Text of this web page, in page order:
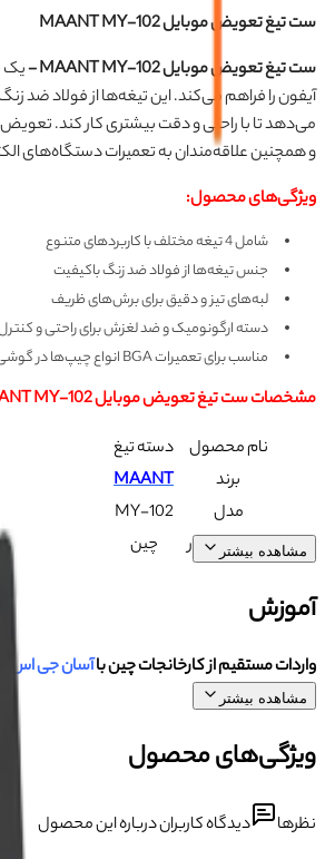
ست تیغ تعویض موبایل MAANT MY-102
ست تیغ تعویض موبایل MAANT MY-102 -
آیفون را فراهم می‌کند. این تیغه‌ها از فولاد ضد
و همچنین علاقه‌مندان به تعمیرات دستگاه‌های
ویژگی‌های محصول:
شامل 4 تیغه مختلف با کاربردهای متنوع
جنس تیغه‌ها از فولاد ضد زنگ باکیفیت
لبه‌های تیز و دقیق برای برش‌های ظریف
دسته ارگونومیک و ضد لغزش برای راحتی و
مناسب برای تعمیرات BGA انواع چیپ‌ها در گوشی‌های آیفون
مشخصاتست تیغ تعویض موبایل MAANT MY-102
نام محصول دسته تیغ
برند
MAANT
مدل
MY-102
ساخت کشور
چین مشاهده بیشتر
آموزش
واردات مستقیم از کارخانجات چین باآسان جی اس ام
مشاهده بیشتر
ویژگی‌های محصول
نظرها دیدگاه کاربران درباره این محصول